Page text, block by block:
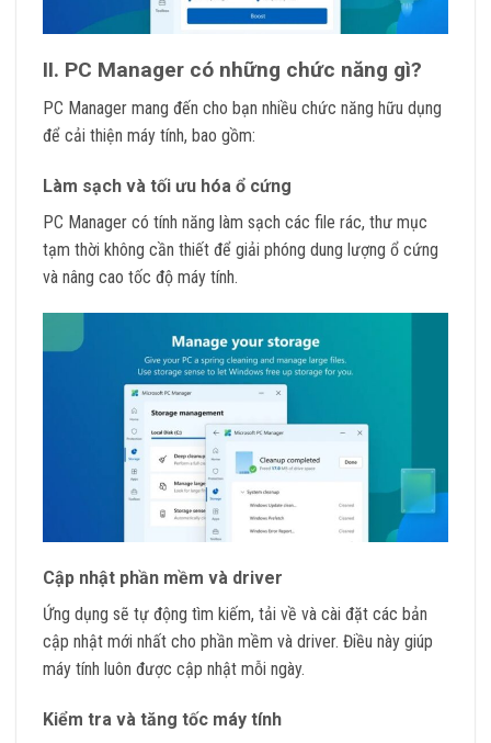
II. PC Manager có những chức năng gì?
PC Manager mang đến cho bạn nhiều chức năng hữu dụng
để cải thiện máy tính, bao gồm:
Làm sạch và tối ưu hóa ổ cứng
PC Manager có tính năng làm sạch các file rác, thư mục
tạm thời không cần thiết để giải phóng dung lượng ổ cứng
và nâng cao tốc độ máy tính.
Cập nhật phần mềm và driver
Ứng dụng sẽ tự động tìm kiếm, tải về và cài đặt các bản
cập nhật mới nhất cho phần mềm và driver. Điều này giúp
máy tính luôn được cập nhật mỗi ngày.
Kiểm tra và tăng tốc máy tính